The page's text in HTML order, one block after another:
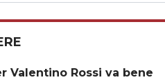
Valentino Rossi va bene